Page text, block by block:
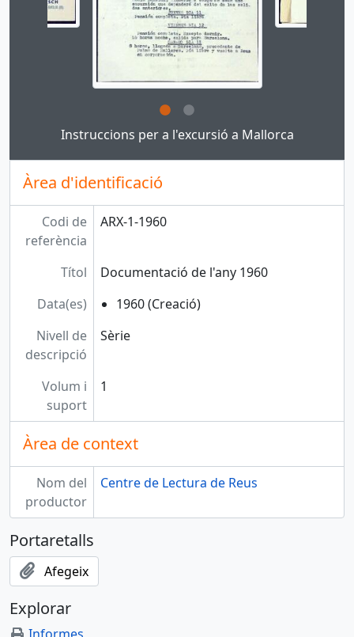
Clicking this description title link will open the
Instruccions per a l'excursió a Mallorca
Àrea d'identificació
Codi de
referència
ARX-1-1960
Títol
Documentació de l'any 1960
Data(es)
1960 (Creació)
Nivell de
descripció
Sèrie
Volum i
suport
1
Àrea de context
Nom del
productor
Centre de Lectura de Reus
Portaretalls
Afegeix
Explorar